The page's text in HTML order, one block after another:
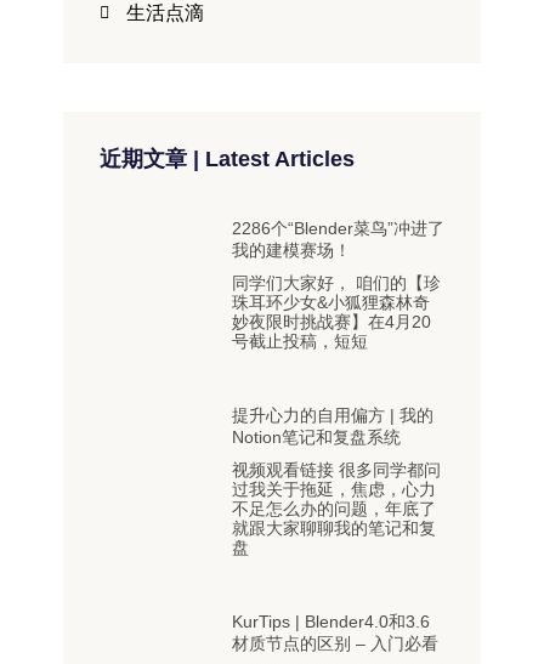
生活点滴
近期文章 | Latest Articles
2286个“Blender菜鸟”冲进了
我的建模赛场！
同学们大家好， 咱们的【珍
珠耳环少女&小狐狸森林奇
妙夜限时挑战赛】在4月20
号截止投稿，短短
提升心力的自用偏方 | 我的
Notion笔记和复盘系统
视频观看链接 很多同学都问
过我关于拖延，焦虑，心力
不足怎么办的问题，年底了
就跟大家聊聊我的笔记和复
盘
KurTips | Blender4.0和3.6
材质节点的区别 – 入门必看